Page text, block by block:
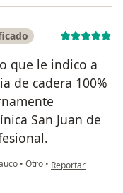
que le indico a
de cadera 100%
San Juan de
• Otro • en opinión del
Reportar